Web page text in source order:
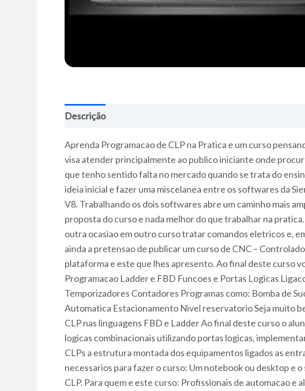
Descrição
Aprenda Programacao de CLP na Pratica e um curso
visa atender principalmente ao publico iniciante onde
que tenho sentido falta no mercado quando se trata do
ideia inicial e fazer uma miscelanea entre os softwares da
V8. Trabalhando os dois softwares abre um caminho mais
proposta do curso e nada melhor do que trabalhar na
outra ocasiao em outro curso tratar comandos eletricos e,
ainda a pretensao de publicar um curso de CNC –
plataforma e este que lhes apresento. Ao final deste curso
Programacao Ladder e FBD Funcoes e Portas Logicas
Temporizadores Contadores Programas como: Bomba de
Automatica Estacionamento Nivel reservatorio Seja muito
CLP nas linguagens FBD e Ladder Ao final deste curso o
logicas combinacionais utilizando portas logicas,
CLPs a estrutura montada dos equipamentos ligados as
necessarios para fazer o curso: Um notebook ou desktop e
CLP. Para quem e este curso: Profissionais de automacao